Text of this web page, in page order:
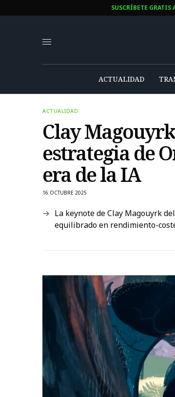
SUSCRÍBETE
ACTUALIDAD
ACTUALIDAD
Clay
estrategia de
era de la IA
16 OCTUBRE 2025
La keynote de Clay Magouyrk
equilibrado en rendimiento-